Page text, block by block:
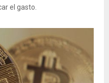
el gasto.